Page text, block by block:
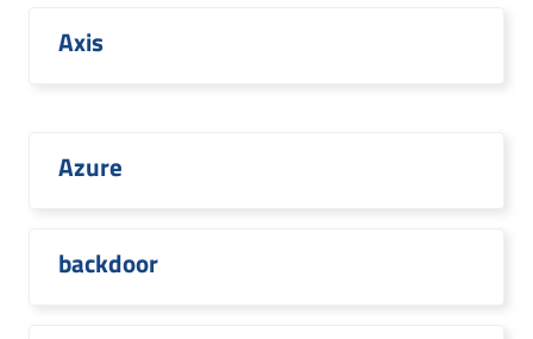
Axis
Azure
backdoor